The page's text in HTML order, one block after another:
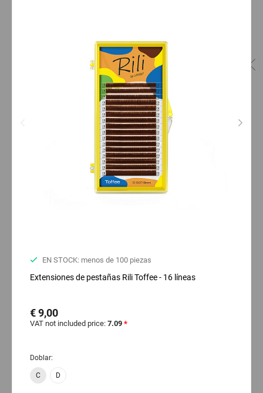
EN STOCK: menos de 100 piezas
Extensiones de pestañas Rili Toffee - 16 líneas
€ 9,00
VAT not included price: 7.09 *
Doblar:
C D